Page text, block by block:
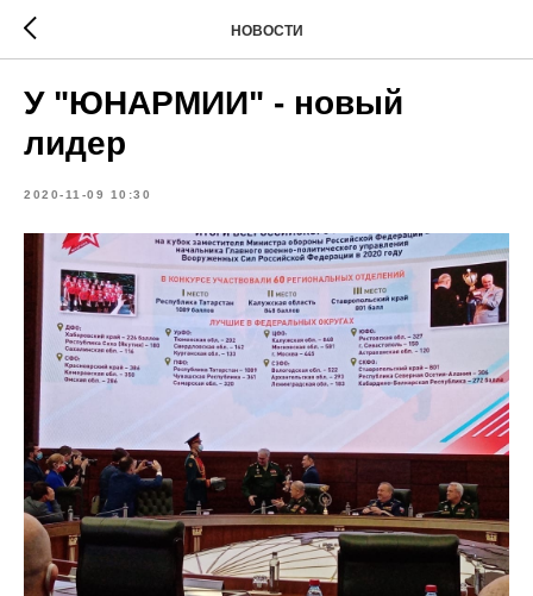
НОВОСТИ
У "ЮНАРМИИ" - новый
лидер
2020-11-09 10:30